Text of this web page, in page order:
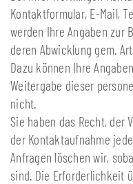
Kontaktformular, E-Mail,
werden Ihre Angaben zur
deren Abwicklung gem.
Dazu können Ihre
Weitergabe dieser
nicht.
Sie haben das Recht, der
der Kontaktaufnahme
Anfragen löschen wir,
sind. Die Erforderlichkeit